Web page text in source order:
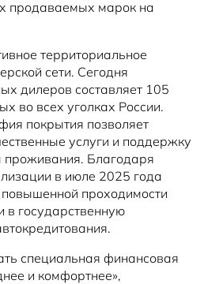
продаваемых марок на
территориальное
сети. Сегодня
дилеров составляет 105
во всех уголках России.
покрытия позволяет
услуги и поддержку
проживания. Благодаря
в июле 2025 года
повышенной проходимости
в государственную
специальная финансовая
и комфортнее»,